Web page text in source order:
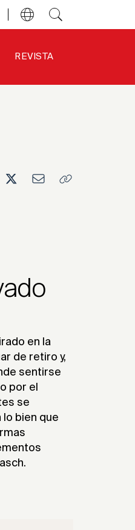
REVISTA
en la
de retiro y,
sentirse
por el
se
lo bien que